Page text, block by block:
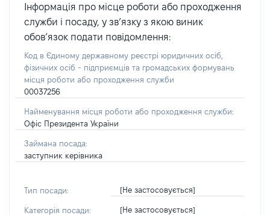
Інформація про місце роботи або проходження
служби і посаду, у зв’язку з якою виник
обов’язок подати повідомлення:
Код в Єдиному державному реєстрі юридичних осіб,
фізичних осіб - підприємців та громадських формувань
місця роботи або проходження служби
00037256
Найменування місця роботи або проходження служби:
Офіс Президента України
Займана посада:
заступник керівника
Тип посади: [Не застосовується]
Категорія посади: [Не застосовується]